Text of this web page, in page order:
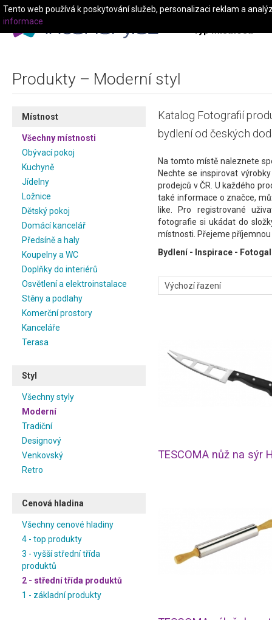
Typ místnosti
Produkty – Moderní styl
Místnost
Všechny místnosti
Obývací pokoj
Kuchyně
Jídelny
Ložnice
Dětský pokoj
Domácí kancelář
Předsíně a haly
Koupelny a WC
Doplňky do interiérů
Osvětlení a elektroinstalace
Stěny a podlahy
Komerční prostory
Kanceláře
Terasa
Styl
Všechny styly
Moderní
Tradiční
Designový
Venkovský
Retro
Cenová hladina
Všechny cenové hladiny
4 - top produkty
3 - vyšší střední třída
produktů
2 - střední třída produktů
1 - základní produkty
Katalog Fotografií
bydlení od českých
Na tomto místě naleznete
Nechte se inspirovat
prodejců v ČR. U každého
také informace o značce,
like. Pro registrované
fotografie si ukádat do
místnosti. Přejeme
Bydlení - Inspirace -
Tento web používá k poskytování služeb, personalizaci reklam a
informace